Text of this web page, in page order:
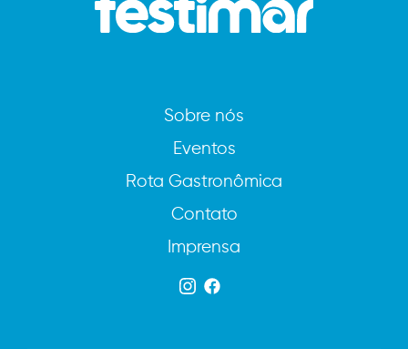
Sobre nós
Eventos
Rota Gastronômica
Contato
Imprensa